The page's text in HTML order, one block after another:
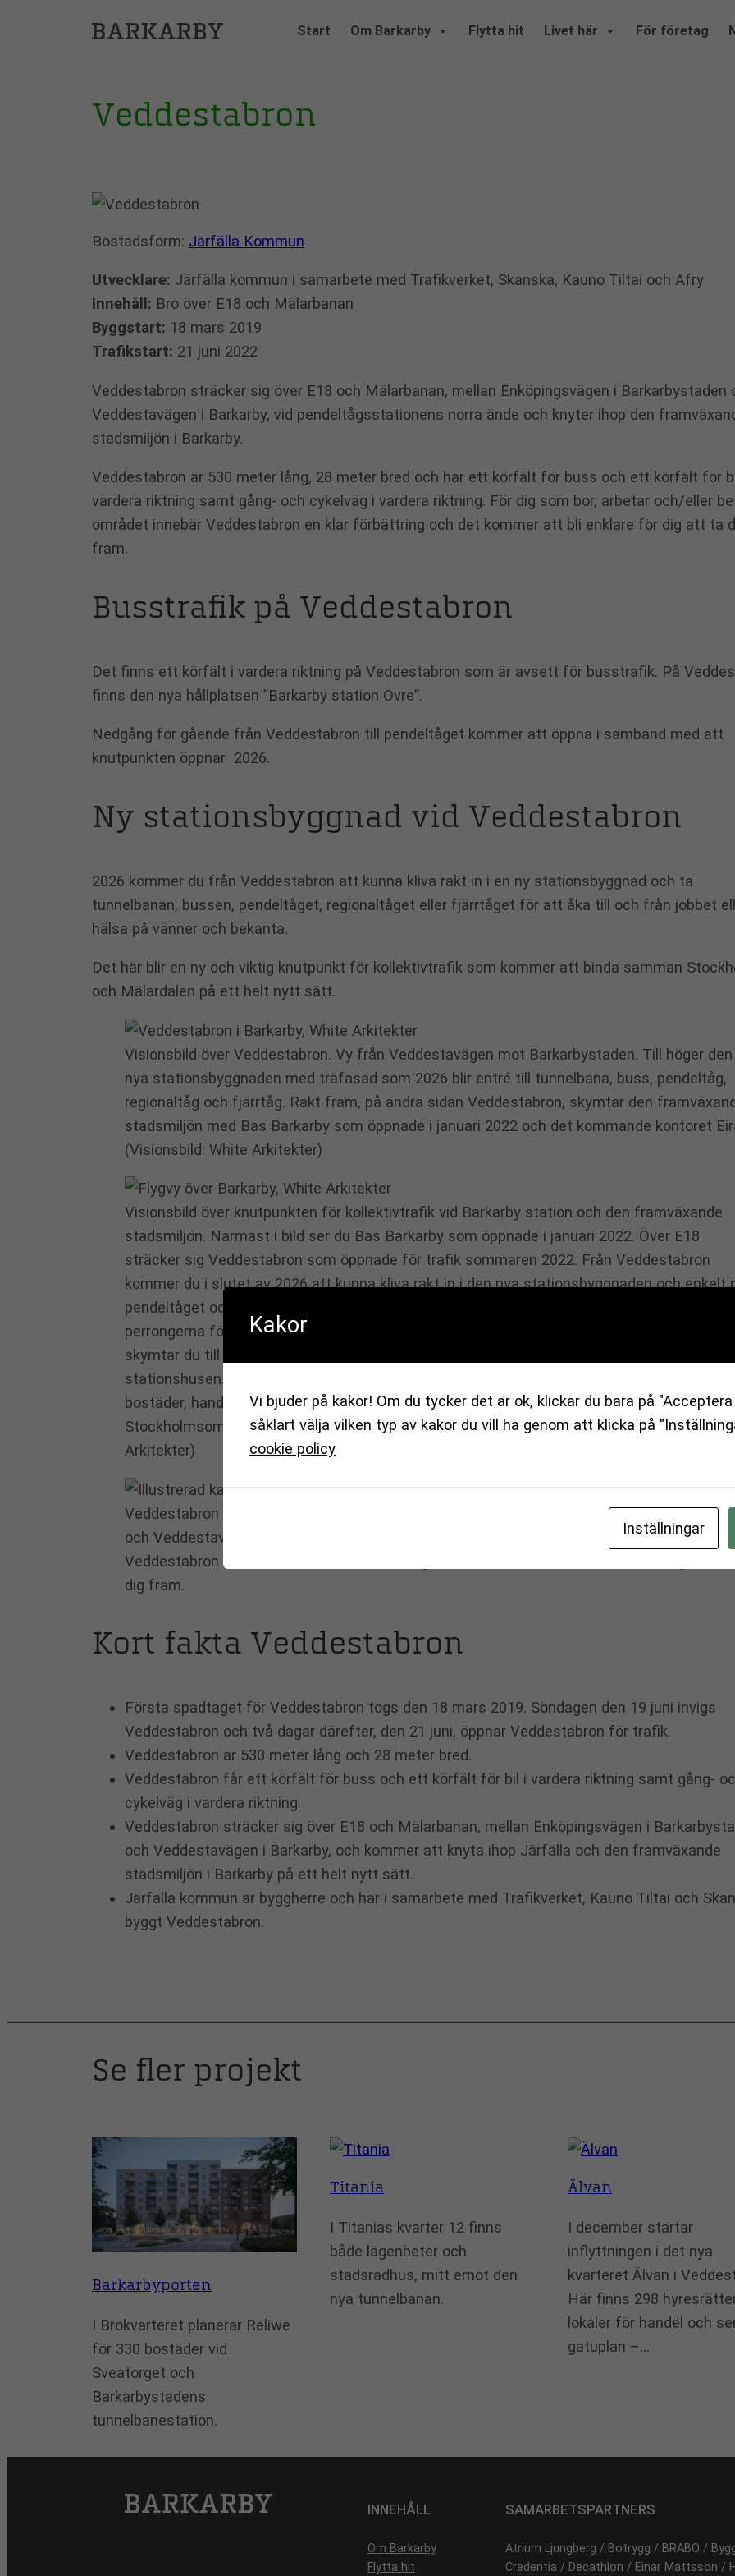
Start Om Barkarby Flytta hit Livet här För företag
Veddestabron
Bostadsform: Järfälla Kommun
Utvecklare: Järfälla kommun i samarbete med Trafikverket, Skanska, Kauno Tiltai och Afry
Innehåll: Bro över E18 och Mälarbanan
Byggstart: 18 mars 2019
Trafikstart: 21 juni 2022
Veddestabron sträcker sig över E18 och Mälarbanan, mellan Enköpingsvägen i Barkarbystaden
Veddestavägen i Barkarby, vid pendeltågsstationens norra ände och knyter ihop den
stadsmiljön i Barkarby.
Veddestabron är 530 meter lång, 28 meter bred och har ett körfält för buss och ett körfält för
vardera riktning samt gång- och cykelväg i vardera riktning. För dig som bor, arbetar och/eller
området innebär Veddestabron en klar förbättring och det kommer att bli enklare för dig att ta
fram.
Busstrafik på Veddestabron
Det finns ett körfält i vardera riktning på Veddestabron som är avsett för busstrafik. På
finns den nya hållplatsen ”Barkarby station Övre”.
Nedgång för gående från Veddestabron till pendeltåget kommer att öppna i samband med att
knutpunkten öppnar 2026.
Ny stationsbyggnad vid Veddestabron
2026 kommer du från Veddestabron att kunna kliva rakt in i en ny stations­byggnad och ta
tunnelbanan, bussen, pendeltåget, regionaltåget eller fjärrtåget för att åka till och från jobbet
hälsa på vänner och bekanta.
Det här blir en ny och viktig knutpunkt för kollektivtrafik som kommer att binda samman
och Mälardalen på ett helt nytt sätt.
Visionsbild över Veddestabron. Vy från Veddestavägen mot Barkarbystaden. Till höger den
nya stationsbyggnaden med träfasad som 2026 blir entré till tunnelbana, buss, pendeltåg,
regionaltåg och fjärrtåg. Rakt fram, på andra sidan Veddestabron, skymtar den
stadsmiljön med Bas Barkarby som öppnade i januari 2022 och det kommande kontoret
(Visionsbild: White Arkitekter)
Visionsbild över knutpunkten för kollektivtrafik vid Barkarby station och den framväxande
stadsmiljön. Närmast i bild ser du Bas Barkarby som öppnade i januari 2022. Över E18
sträcker sig Veddestabron som öppnade för trafik sommaren 2022. Från Veddestabron
kommer du i slutet av 2026 att kunna kliva rakt in i den nya stationsbyggnaden och enkelt
pendeltåget och den nya bussterminalen. I slutet av 2027 når du också tunnelbanan och
perrongerna för regional- och fjärrtåg härifrån. Nuvarande pendeltågsstation i Barkarby
skymtar du till vänster i bild. Den ska vara kvar och via perrongen går du enkelt mellan de
stationshusen. I bakgrunden ser du den nya stadsmiljön i Barkarby med kontor, hotell,
bostäder, handel, service och lokaler för kultur, idrott och hälsa, med bland annat
Stockholmsområdets första skidslinga för längdskidåkning inomhus. (Visionsbild: White
Arkitekter)
Veddestabron sträcker sig över E18 och järnvägen, mellan Enköpingsvägen i
och Veddestavägen i Barkarby. För dig som bor, arbetar och/eller besöker området kommer
Veddestabron att innebära en klar förbättring och det kommer att bli enklare för dig att ta
dig fram.
Kort fakta Veddestabron
Första spadtaget för Veddestabron togs den 18 mars 2019. Söndagen den 19 juni invigs
Veddestabron och två dagar därefter, den 21 juni, öppnar Veddestabron för trafik.
Veddestabron är 530 meter lång och 28 meter bred.
Veddestabron får ett körfält för buss och ett körfält för bil i vardera riktning samt gång-
cykelväg i vardera riktning.
Veddestabron sträcker sig över E18 och Mälarbanan, mellan Enköpingsvägen i
och Veddestavägen i Barkarby, och kommer att knyta ihop Järfälla och den framväxande
stadsmiljön i Barkarby på ett helt nytt sätt.
Järfälla kommun är byggherre och har i samarbete med Trafikverket, Kauno Tiltai och
byggt Veddestabron.
Se fler projekt
Barkarbyporten
I Brokvarteret planerar Reliwe
för 330 bostäder vid
Sveatorget och
Barkarbystadens
tunnelbanestation.
Titania
I Titanias kvarter 12 finns
både lägenheter och
stadsradhus, mitt emot den
nya tunnelbanan.
Älvan
I december startar
inflyttningen i det nya
kvarteret Älvan i
Här finns 298
lokaler för handel och
gatuplan –…
INNEHÅLL
Om Barkarby
Flytta hit
SAMARBETSPARTNERS
Atrium Ljungberg / Botrygg / BRABO /
Credentia / Decathlon / Einar Mattsson /
Kakor
Vi bjuder på kakor! Om du tycker det är ok, klickar du bara på "Acceptera
såklart välja vilken typ av kakor du vill ha genom att klicka på
cookie policy
Inställningar